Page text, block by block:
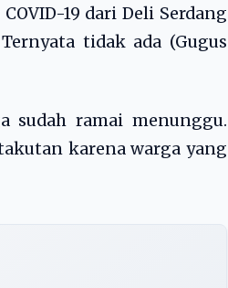
19 dari Deli Serdang
tidak ada (Gugus
sudah ramai menunggu.
karena warga yang